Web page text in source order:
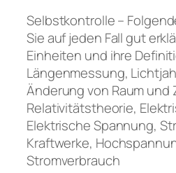
Selbstkontrolle –
Sie auf jeden Fall gut
Einheiten und ihre
Längenmessung,
Änderung von Raum und
Relativitätstheorie,
Elektrische Spannung,
Kraftwerke,
Stromverbrauch